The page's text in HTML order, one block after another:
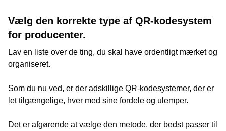
Vælg den korrekte type af QR-kodesystem
for producenter.
Lav en liste over de ting, du skal have ordentligt mærket og
organiseret.
Som du nu ved, er der adskillige QR-kodesystemer, der er
let tilgængelige, hver med sine fordele og ulemper.
Det er afgørende at vælge den metode, der bedst passer til